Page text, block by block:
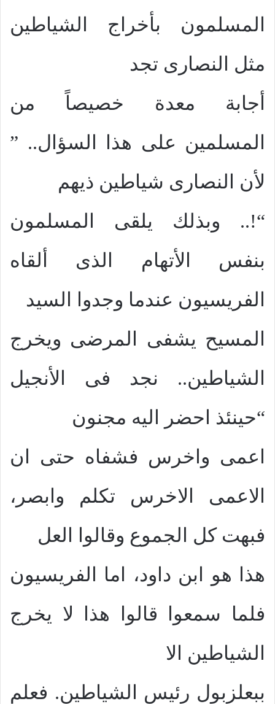
المسلمون بأخراج الشياطين
مثل النصارى تجد
أجابة معدة خصيصاً من
المسلمين على هذا السؤال.. ”
لأن النصارى شياطين ذيهم
“!.. وبذلك يلقى المسلمون
بنفس الأتهام الذى ألقاه
الفريسيون عندما وجدوا السيد
المسيح يشفى المرضى ويخرج
الشياطين.. نجد فى الأنجيل
“حينئذ احضر اليه مجنون
اعمى واخرس فشفاه حتى ان
الاعمى الاخرس تكلم وابصر،
فبهت كل الجموع وقالوا العل
هذا هو ابن داود، اما الفريسيون
فلما سمعوا قالوا هذا لا يخرج
الشياطين الا
ببعلزبول رئيس الشياطين. فعلم